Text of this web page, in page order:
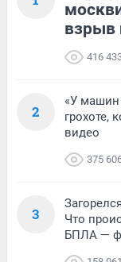
взрыв
416
2
«У машин
грохоте,
видео
375
3
Что
БПЛА —